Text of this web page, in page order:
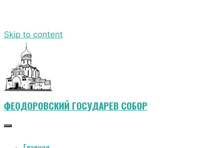
Skip to content
ФЕОДОРОВСКИЙ ГОСУДАРЕВ СОБОР